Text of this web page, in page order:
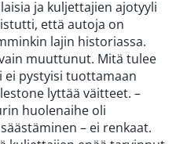
ja kuljettajien ajotyyli
että autoja on
lajin historiassa.
muuttunut. Mitä tulee
ei pystyisi tuottamaan
lyttää väitteet. –
huolenaihe oli
– ei renkaat.